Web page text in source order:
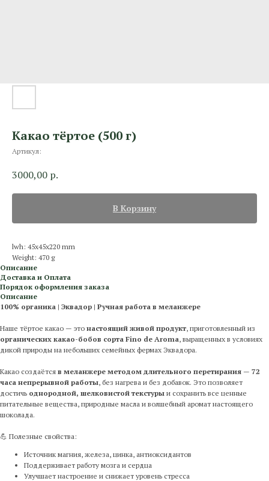
Какао тёртое (500 г)
Артикул:
3000,00 р.
В Корзину
lwh: 45x45x220 mm
Weight: 470 g
Описание
Доставка и Оплата
Порядок оформления заказа
Описание
100% органика | Эквадор | Ручная работа в меланжере
Наше тёртое какао — это настоящий живой продукт, приготовленный из
органических какао-бобов сорта Fino de Aroma, выращенных в условиях
дикой природы на небольших семейных фермах Эквадора.
Какао создаётся в меланжере методом длительного перетирания — 72
часа непрерывной работы, без нагрева и без добавок. Это позволяет
достичь однородной, шелковистой текстуры и сохранить все ценные
питательные вещества, природные масла и волшебный аромат настоящего
шоколада.
💪 Полезные свойства:
Источник магния, железа, цинка, антиоксидантов
Поддерживает работу мозга и сердца
Улучшает настроение и снижает уровень стресса